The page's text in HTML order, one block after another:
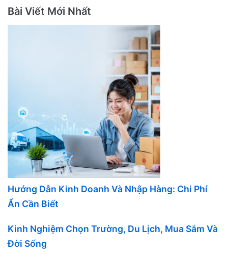
Bài Viết Mới Nhất
Hướng Dẫn Kinh Doanh Và Nhập Hàng: Chi Phí
Ẩn Cần Biết
Kinh Nghiệm Chọn Trường, Du Lịch, Mua Sắm Và
Đời Sống